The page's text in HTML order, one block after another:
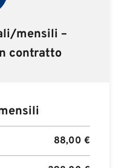
mensili –
contratto
88,00 €